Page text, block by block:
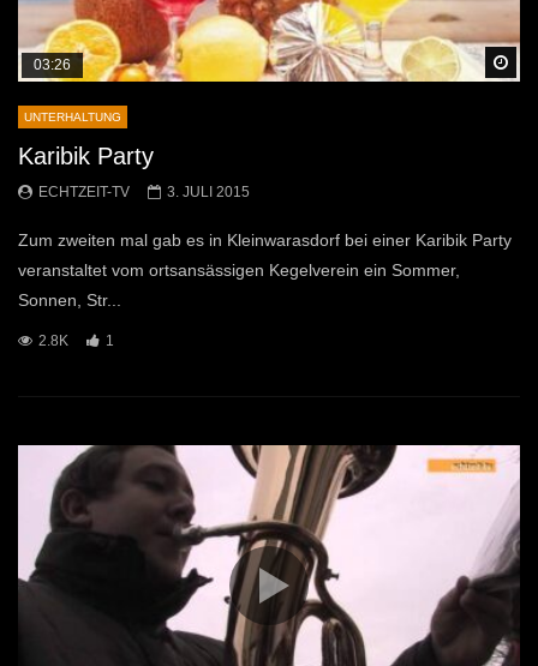
03:26
UNTERHALTUNG
Karibik Party
ECHTZEIT-TV 3. JULI 2015
Zum zweiten mal gab es in Kleinwarasdorf bei einer Karibik Party
veranstaltet vom ortsansässigen Kegelverein ein Sommer,
Sonnen, Str...
2.8K 1